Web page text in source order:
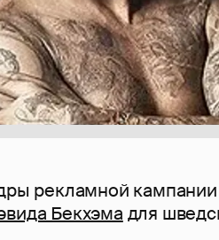
рекламной
Бекхэма для